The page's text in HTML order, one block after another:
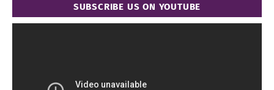
SUBSCRIBE US ON YOUTUBE